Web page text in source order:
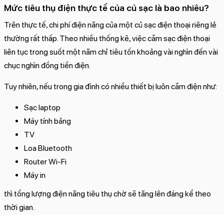
Mức tiêu thụ điện thực tế của củ sạc là bao nhiêu?
Trên thực tế, chi phí điện năng của một củ sạc điện thoại riêng lẻ
thường rất thấp. Theo nhiều thống kê, việc cắm sạc điện thoại
liên tục trong suốt một năm chỉ tiêu tốn khoảng vài nghìn đến vài
chục nghìn đồng tiền điện.
Tuy nhiên, nếu trong gia đình có nhiều thiết bị luôn cắm điện như:
Sạc laptop
Máy tính bảng
TV
Loa Bluetooth
Router Wi-Fi
Máy in
thì tổng lượng điện năng tiêu thụ chờ sẽ tăng lên đáng kể theo
thời gian.